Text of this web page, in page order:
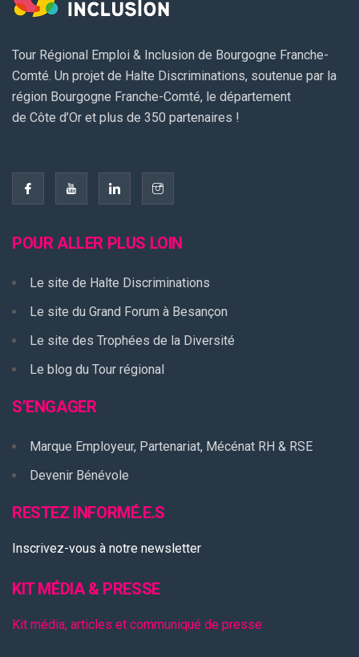
Tour Régional Emploi & Inclusion de Bourgogne Franche-
Comté. Un projet de Halte Discriminations, soutenue par la
région Bourgogne Franche-Comté, le département
de Côte d’Or et plus de 350 partenaires !
POUR ALLER PLUS LOIN
Le site de Halte Discriminations
Le site du Grand Forum à Besançon
Le site des Trophées de la Diversité
Le blog du Tour régional
S’ENGAGER
Marque Employeur, Partenariat, Mécénat RH & RSE
Devenir Bénévole
RESTEZ INFORMÉ.E.S
Inscrivez-vous à notre newsletter
KIT MÉDIA & PRESSE
Kit média, articles et communiqué de presse